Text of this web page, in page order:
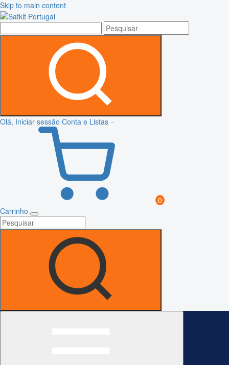
Skip to main content
Olá, Iniciar sessão Conta e Listas
0
Carrinho